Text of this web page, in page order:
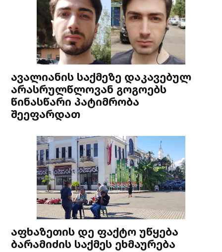
ავალიანის საქმეზე დაკავებულ
არასრულწლოვან გოგოებს
წინასწარი პატიმრობა
შეეფარდათ
აფხაზეთის დე ფაქტო უწყება
ბარამიძის საქმეს ეხმაურება